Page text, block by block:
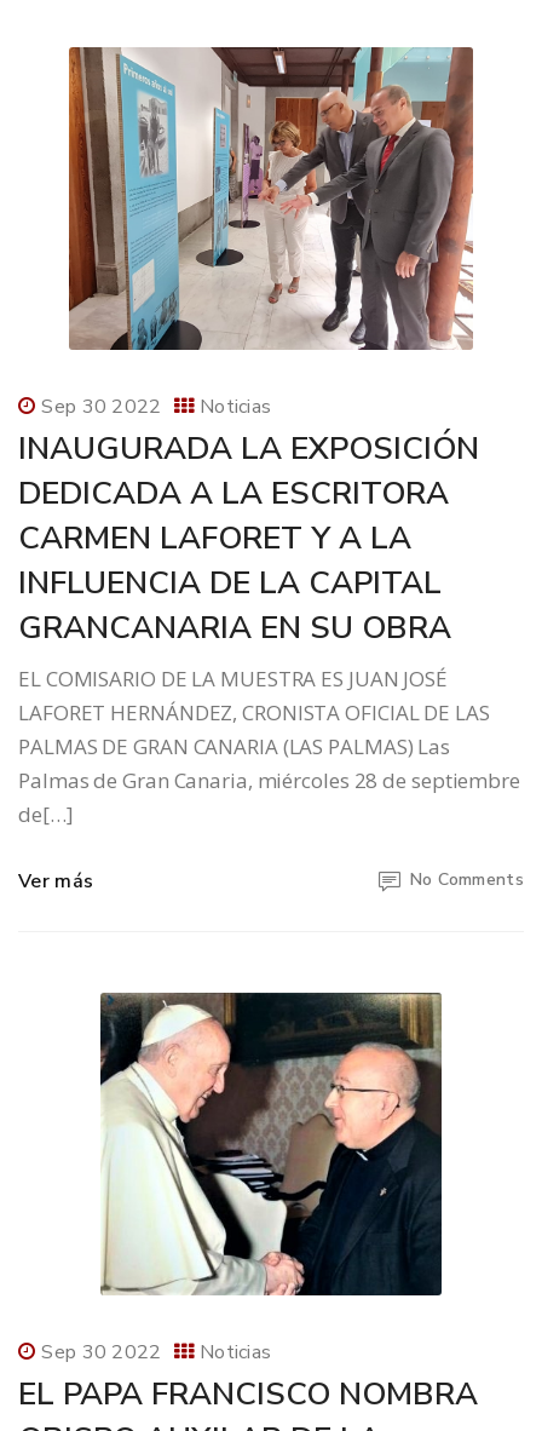
Sep 30 2022 Noticias
INAUGURADA LA EXPOSICIÓN
DEDICADA A LA ESCRITORA
CARMEN LAFORET Y A LA
INFLUENCIA DE LA CAPITAL
GRANCANARIA EN SU OBRA
EL COMISARIO DE LA MUESTRA ES JUAN JOSÉ
LAFORET HERNÁNDEZ, CRONISTA OFICIAL DE LAS
PALMAS DE GRAN CANARIA (LAS PALMAS) Las
Palmas de Gran Canaria, miércoles 28 de septiembre
de[…]
Ver más No Comments
Sep 30 2022 Noticias
EL PAPA FRANCISCO NOMBRA